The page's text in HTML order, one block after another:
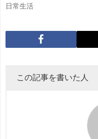
日常生活
この記事を書いた人